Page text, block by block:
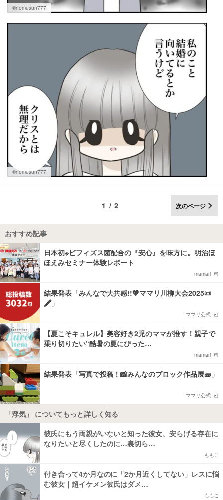
©nomusun777
©nomusun777
1/2 次のページ
おすすめ記事
日本初※ビフィズス菌配合の『安心』を味方に。明治ほ
ほえみセミナー体験レポート
mamari
結果発表「みんなで大共感!!💖ママリ川柳大会2025📜
🖋️」
ママリ公式
【夏こそキュレル】美容好き2児のママが推す！親子で
乗り切りたい“酷暑の夏にぴった…
mamari
結果発表「写真で投稿！📸みんなのブロック作品展🧱」
ママリ公式
「浮気」 についてもっと詳しく知る
彼氏にもう両親がいないと知った彼女、安らげる存在に
なりたいと尽くしたのに…裏切ら…
ももこ
付き合って4か月なのに「2か月近くしてない」レスに悩
む彼女｜超イケメン彼氏はダメ…
ももこ